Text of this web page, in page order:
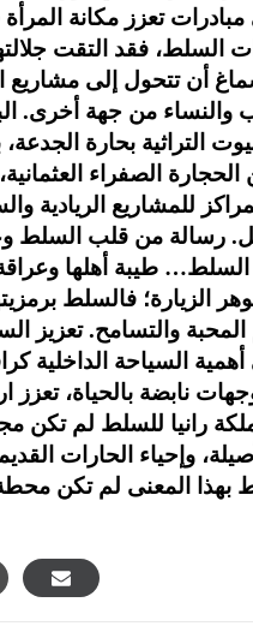
تعزز مكانة
السلط، فقد التقت
أن تتحول إلى مشاريع
والنساء من جهة أخرى.
التراثية بحارة
الصفراء
للمشاريع الريادية
رسالة من قلب السلط
طيبة أهلها
الزيارة؛ فالسلط
والتسامح. تعزيز
السياحة الداخلية
نابضة بالحياة، تعزز
رانيا للسلط لم تكن
وإحياء الحارات
بهذا المعنى لم تكن